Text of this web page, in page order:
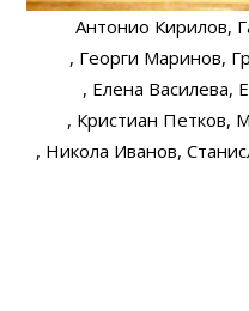
Антонио Кирилов,
, Георги Маринов,
, Елена Василева,
, Кристиан Петков,
, Никола Иванов,